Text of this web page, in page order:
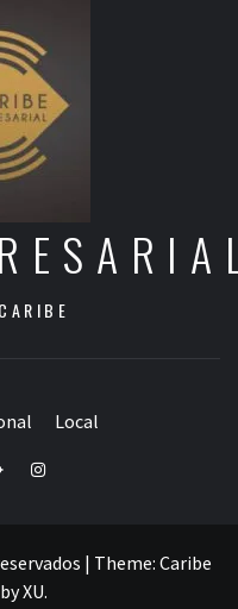
Local
Instagram
| Theme: Caribe
byXU.